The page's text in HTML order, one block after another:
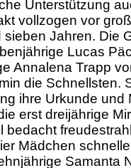
Unterstützung
vollzogen vor
Jahren. Die
Lucas
Annalena Trapp
die Schnellsten.
ihre Urkunde und
erst dreijährige
bedacht
Mädchen
Samanta